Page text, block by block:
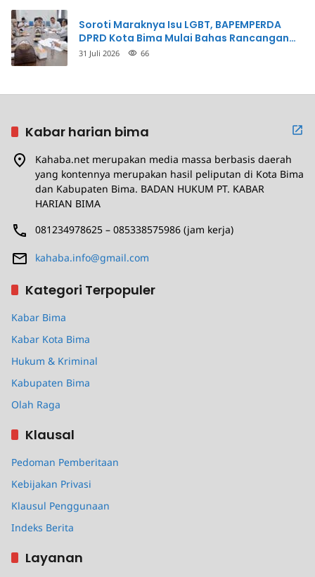
Soroti Maraknya Isu LGBT, BAPEMPERDA
DPRD Kota Bima Mulai Bahas Rancangan
Perda Pencegahan
31 Juli 2026 66
Kabar harian bima
Kahaba.net merupakan media massa berbasis daerah
yang kontennya merupakan hasil peliputan di Kota Bima
dan Kabupaten Bima. BADAN HUKUM PT. KABAR
HARIAN BIMA
081234978625 – 085338575986 (jam kerja)
kahaba.info@gmail.com
Kategori Terpopuler
Kabar Bima
Kabar Kota Bima
Hukum & Kriminal
Kabupaten Bima
Olah Raga
Klausal
Pedoman Pemberitaan
Kebijakan Privasi
Klausul Penggunaan
Indeks Berita
Layanan